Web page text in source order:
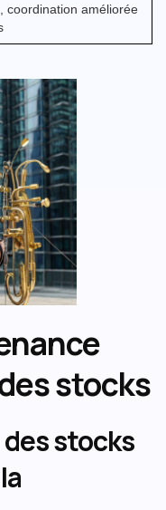
coordination améliorée
stocks
stocks